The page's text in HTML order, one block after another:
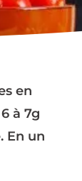
en
à 7g
En un